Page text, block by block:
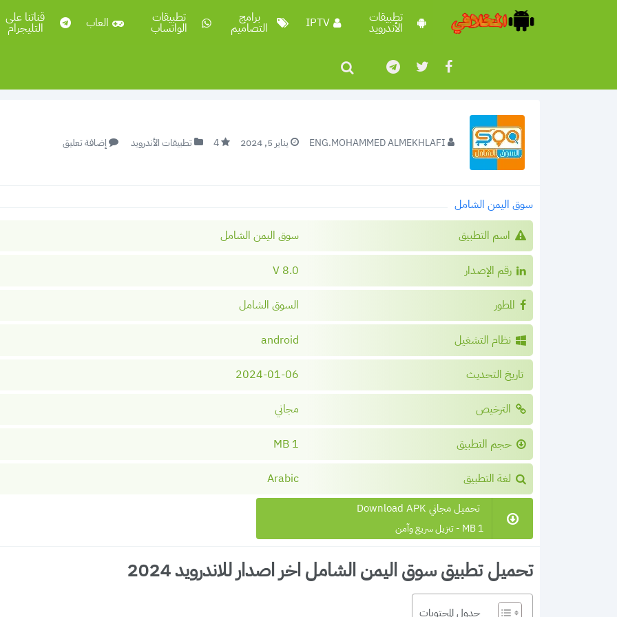
تطبيقات
الأندرويد IPTV برامج
التصاميم
تطبيقات
الواتساب العاب قناتنا على
التليجرام
ENG.MOHAMMED ALMEKHLAFI يناير 5, 2024 4 تطبيقات الأندرويد إضافة تعليق
سوق اليمن الشامل
اسم التطبيق
سوق اليمن الشامل
رقم الإصدار 8.0 V
المطور السوق الشامل
نظام التشغيل android
تاريخ التحديث 2024-01-06
الترخيص مجاني
حجم التطبيق 1 MB
لغة التطبيق Arabic
تحميل مجاني Download APK
1 MB - تنزيل سريع وآمن
تحميل تطبيق سوق اليمن الشامل اخر اصدار للاندرويد 2024
جدول المحتويات